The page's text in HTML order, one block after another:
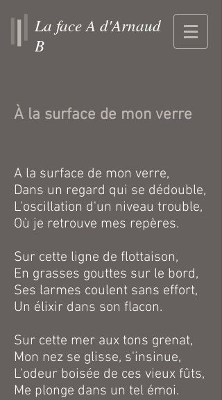
La face A d'Arnaud
B
À la surface de mon verre
A la surface de mon verre,
Dans un regard qui se dédouble,
L'oscillation d'un niveau trouble,
Où je retrouve mes repères.
Sur cette ligne de flottaison,
En grasses gouttes sur le bord,
Ses larmes coulent sans effort,
Un élixir dans son flacon.
Sur cette mer aux tons grenat,
Mon nez se glisse, s'insinue,
L'odeur boisée de ces vieux fûts,
Me plonge dans un tel émoi.